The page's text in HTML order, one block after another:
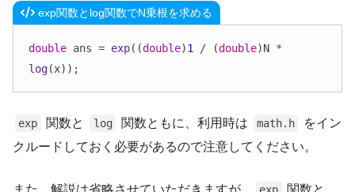
exp関数とlog関数でN乗根を求める
double ans = exp((double)1 / (double
log(x));
exp 関数と log 関数ともに、利用時は math.h
をイン
クルードしておく必要があるので注意してください。
また、解説は省略させていただきますが、 関数と